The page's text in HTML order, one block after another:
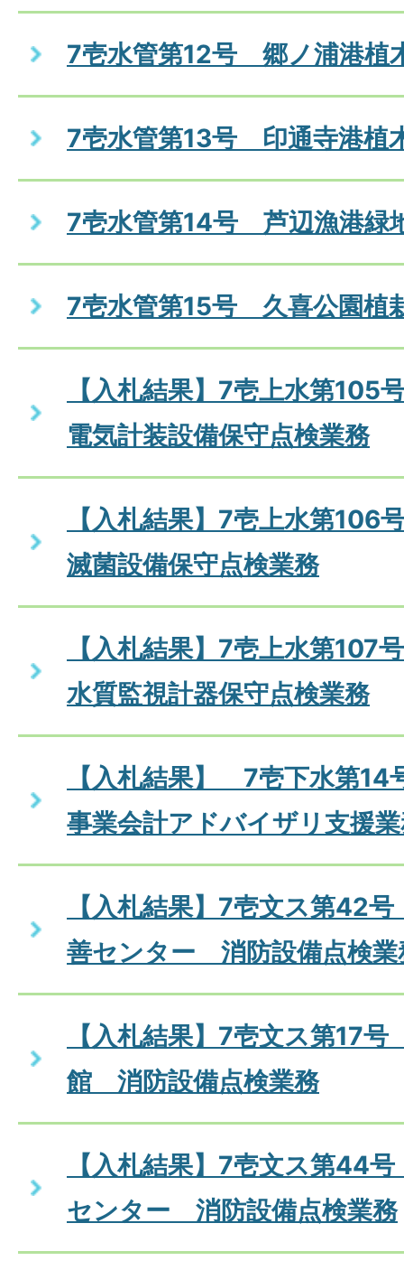
7壱水管第12号 郷ノ浦港植
7壱水管第13号 印通寺港植
7壱水管第14号 芦辺漁港緑
7壱水管第15号 久喜公園植
【入札結果】7壱上水第
電気計装設備保守点検業務
【入札結果】7壱上水第
滅菌設備保守点検業務
【入札結果】7壱上水第
水質監視計器保守点検業務
【入札結果】 7壱下水第
事業会計アドバイザリ支援
【入札結果】7壱文ス第42
善センター 消防設備点検業
【入札結果】7壱文ス第17
館 消防設備点検業務
【入札結果】7壱文ス第44
センター 消防設備点検業務